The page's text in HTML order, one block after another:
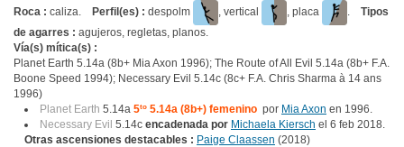
Roca : caliza. Perfil(es) : despolm , vertical , placa . Tipos
de agarres : agujeros, regletas, planos.
Vía(s) mítica(s) :
Planet Earth 5.14a (8b+ Mia Axon 1996); The Route of All Evil 5.14a (8b+ F.A.
Boone Speed 1994); Necessary Evil 5.14c (8c+ F.A. Chris Sharma à 14 ans
1996)
Planet Earth 5.14a 5to 5.14a (8b+) femenino por Mia Axon en 1996.
Necessary Evil 5.14c encadenada por Michaela Kiersch el 6 feb 2018.
Otras ascensiones destacables : Paige Claassen (2018)